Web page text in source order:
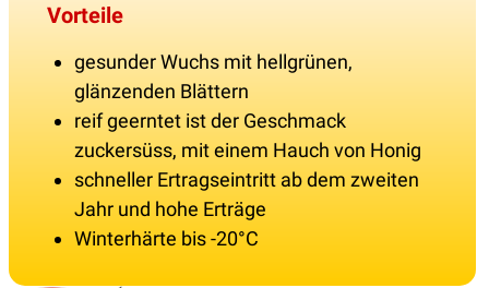
Vorteile
gesunder Wuchs mit hellgrünen,
glänzenden Blättern
reif geerntet ist der Geschmack
zuckersüss, mit einem Hauch von Honig
schneller Ertragseintritt ab dem zweiten
Jahr und hohe Erträge
Winterhärte bis -20°C